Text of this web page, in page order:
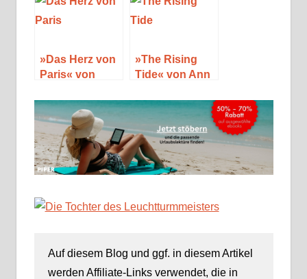
und Figuren
(Special)
»Das Herz von
Paris« von
»The Rising
Tide« von Ann
Auf diesem Blog und ggf. in diesem Artikel
werden Affiliate-Links verwendet, die in